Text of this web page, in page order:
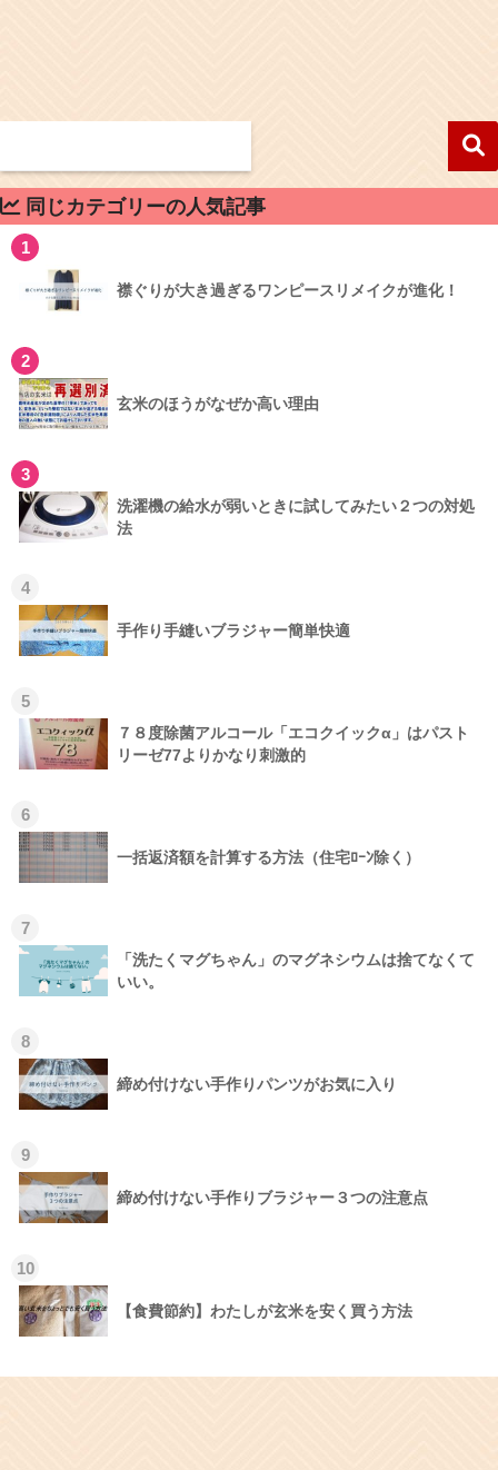
同じカテゴリーの人気記事
1
襟ぐりが大き過ぎるワンピースリメイクが進化！
2
玄米のほうがなぜか高い理由
3
洗濯機の給水が弱いときに試してみたい２つの対処
法
4
手作り手縫いブラジャー簡単快適
5
７８度除菌アルコール「エコクイックα」はパスト
リーゼ77よりかなり刺激的
6
一括返済額を計算する方法（住宅ﾛｰﾝ除く）
7
「洗たくマグちゃん」のマグネシウムは捨てなくて
いい。
8
締め付けない手作りパンツがお気に入り
9
締め付けない手作りブラジャー３つの注意点
10
【食費節約】わたしが玄米を安く買う方法